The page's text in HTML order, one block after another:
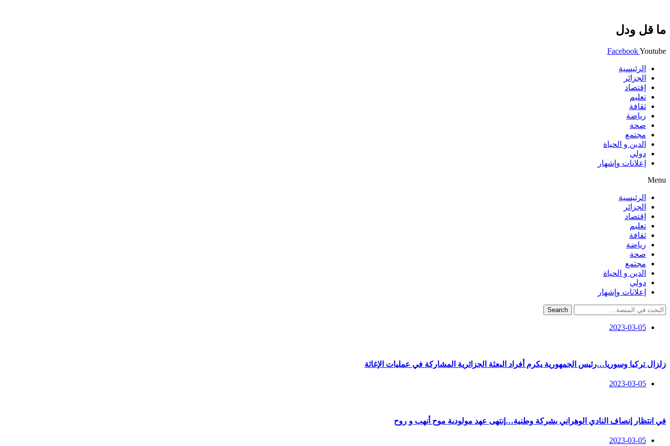
ما قل ودل
FacebookYoutube
الرئيسية
الجزائر
إقتصاد
تعليم
ثقافة
رياضة
صحة
مجتمع
الدين و الحياة
دولي
إعلانات وإشهار
Menu
الرئيسية
الجزائر
إقتصاد
تعليم
ثقافة
رياضة
صحة
مجتمع
الدين و الحياة
دولي
إعلانات وإشهار
Search
2023-03-05
زلزال تركيا وسوريا…رئيس الجمهورية يكرم أفراد البعثة الجزائرية المشاركة في عمليات الإغاثة
2023-03-05
في انتظار إنصاف النادي الوهراني بشركة وطنية…إنتهى عهد مولودية موح أنهب و روح
2023-03-05